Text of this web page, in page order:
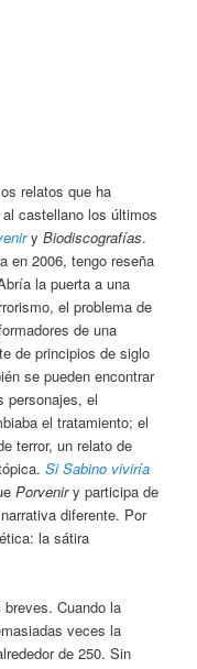
relatos que ha
castellano los últimos
yBiodiscografías.
en 2006, tengo reseña
la puerta a una
el problema de
de una
de principios de siglo
se pueden encontrar
personajes, el
el tratamiento; el
terror, un relato de
Si Sabino viviría
Porveniry participa de
diferente. Por
la sátira
Cuando la
veces la
de 250. Sin